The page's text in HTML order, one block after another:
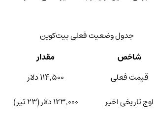
جدول وضعیت فعلی بیت‌کوین
شاخص
مقدار
قیمت فعلی
۱۱۴٬۵۰۰ دلار
اوج تاریخی اخیر
۱۲۳٬۰۰۰ دلار (۲۳ تیر)